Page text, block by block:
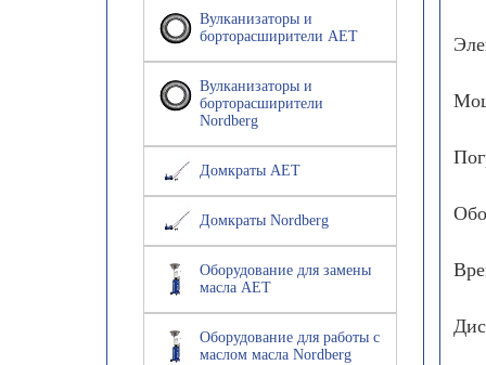
Вулканизаторы и
борторасширители AET
Вулканизаторы и
борторасширители
Nordberg
Домкраты AET
Домкраты Nordberg
Оборудование для замены
масла AET
Оборудование для работы с
маслом масла Nordberg